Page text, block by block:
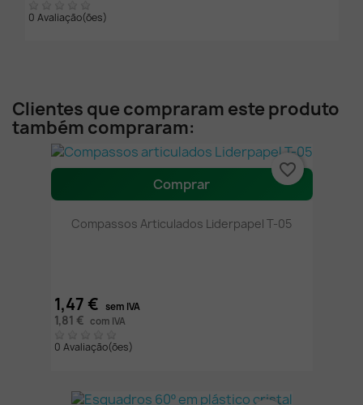
0 Avaliação(ões)
Clientes que compraram este produto
também compraram:
Comprar
Compassos Articulados Liderpapel T-05
1,47 € sem IVA
1,81 € com IVA
0 Avaliação(ões)
favorite_border